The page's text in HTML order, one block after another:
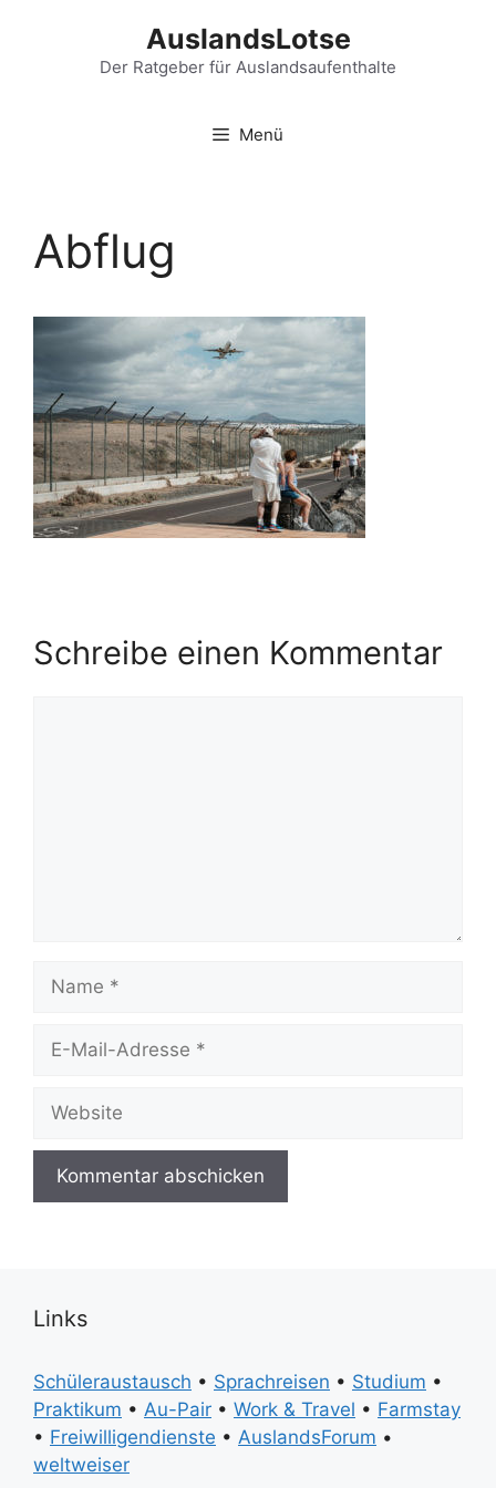
AuslandsLotse
Der Ratgeber für Auslandsaufenthalte
Menü
Abflug
Schreibe einen Kommentar
Name
Website
Links
Schüleraustausch • Sprachreisen • Studium •
Praktikum • Au-Pair • Work & Travel • Farmstay
• Freiwilligendienste • AuslandsForum •
weltweiser